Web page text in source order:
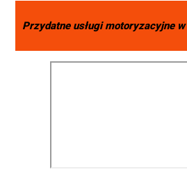
Przydatne usługi motoryzacyjne w